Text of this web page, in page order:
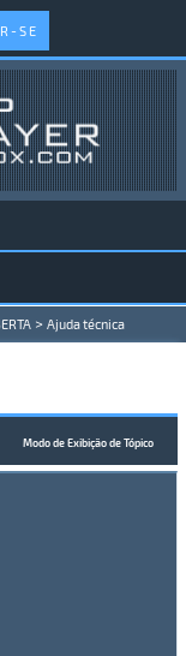
SE
> Ajuda técnica
Modo de Exibição de Tópico